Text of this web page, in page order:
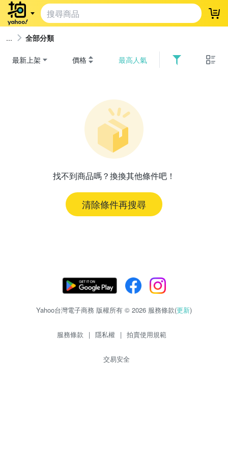
登
全部分類
最新上架 價格 最高人氣
找不到商品嗎？換換其他條件吧！
清除條件再搜尋
Yahoo台灣電子商務 版權所有 © 2026 服務條款(更新)
服務條款 | 隱私權 | 拍賣使用規範
交易安全